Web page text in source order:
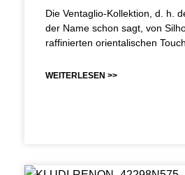
Die Ventaglio-Kollektion, d. h.
der Name schon sagt, von
raffinierten orientalischen
WEITERLESEN >>